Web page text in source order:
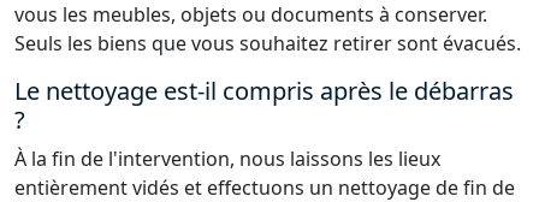
vous les meubles, objets ou documents à conserver.
Seuls les biens que vous souhaitez retirer sont évacués.
Le nettoyage est-il compris après le débarras
?
À la fin de l'intervention, nous laissons les lieux
entièrement vidés et effectuons un nettoyage de fin de